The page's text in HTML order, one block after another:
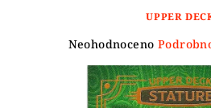
UPPER
Průměrné
produktu
Neohodnoceno